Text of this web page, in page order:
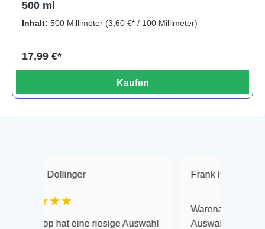
500 ml
Inhalt: 500 Millimeter (3,60 €* / 100 Millimeter)
17,99 €*
Kaufen
eine riesige Auswahl
Frank Hackmayer
Warenanlieferung Top und die
Auswahl plus gesundheitliches